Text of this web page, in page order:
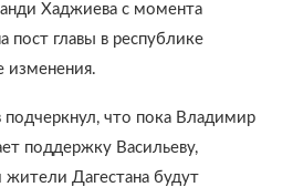
Хаджиева с момента
пост главы в республике
изменения.
что пока Владимир
поддержку Васильеву,
Дагестана будут